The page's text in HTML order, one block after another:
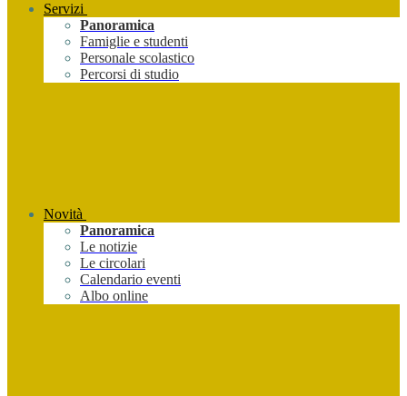
Servizi
Panoramica
Famiglie e studenti
Personale scolastico
Percorsi di studio
Novità
Panoramica
Le notizie
Le circolari
Calendario eventi
Albo online